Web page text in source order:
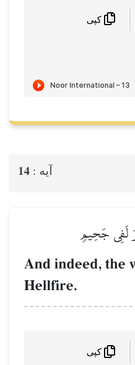
آيه : 14
لَفِي جَحِيمٖ
And indeed, the
Hellfire.